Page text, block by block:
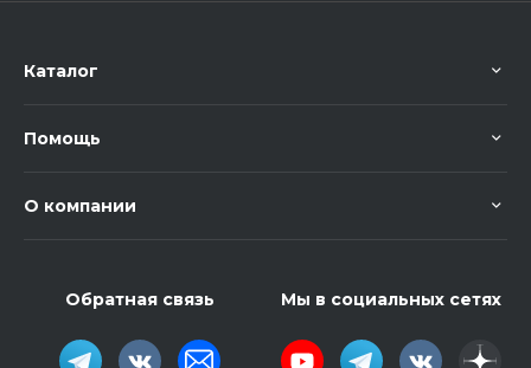
Каталог
Помощь
О компании
Обратная связь Мы в социальных сетях